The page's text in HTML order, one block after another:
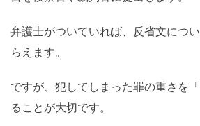
弁護士がついていれば、反省文につ
らえます。
ですが、犯してしまった罪の重さを
ることが大切です。